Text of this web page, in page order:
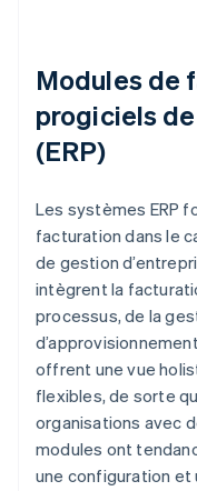
Modules de
progiciels
(ERP)
Les systèmes ERP
facturation dans le
de gestion
intègrent la
processus, de la
offrent une vue
flexibles, de sorte
organisations avec
modules ont
une configuration